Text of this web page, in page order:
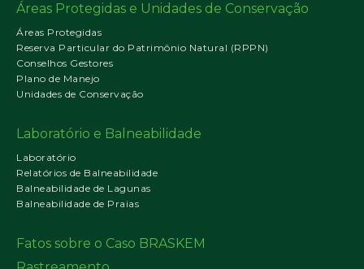
Áreas Protegidas e Unidades de Conservação
Áreas Protegidas
Reserva Particular do Patrimônio Natural (RPPN)
Conselhos Gestores
Plano de Manejo
Unidades de Conservação
Laboratório e Balneabilidade
Laboratório
Relatórios de Balneabilidade
Balneabilidade de Lagunas
Balneabilidade de Praias
Fatos sobre o Caso BRASKEM